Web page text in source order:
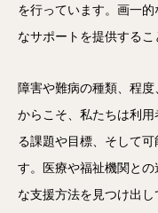
を行っています。画一
なサポートを提供するこ
障害や難病の種類、程
からこそ、私たちは利
る課題や目標、そして
す。医療や福祉機関と
な支援方法を見つけ出し